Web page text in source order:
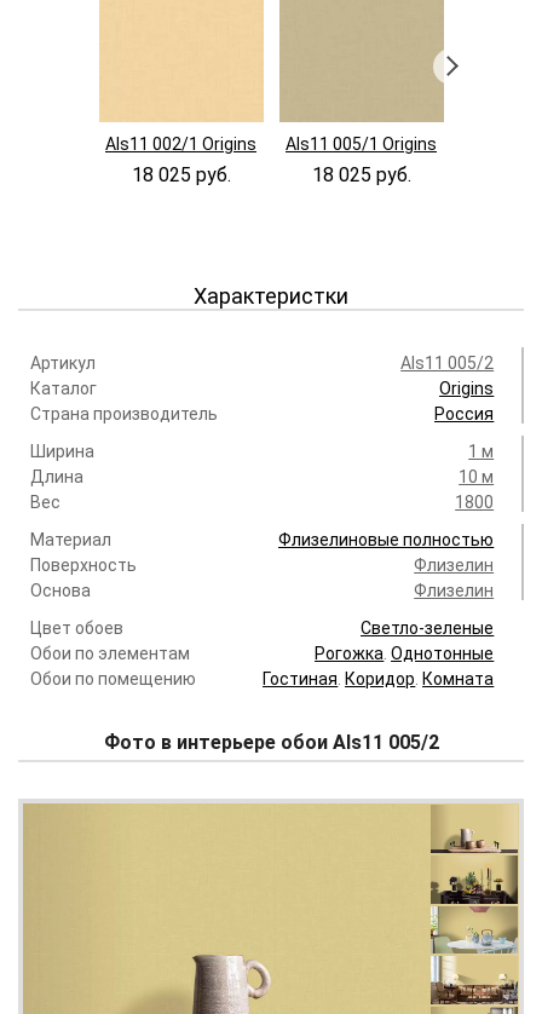
Als11 002/1 Origins
18 025 руб.
Als11 005/1 Origins
18 025 руб.
Характеристки
Артикул
Als11 005/2
Каталог
Origins
Страна производитель
Россия
Ширина
1 м
Длина
10 м
Вес
1800
Материал
Флизелиновые полностью
Поверхность
Флизелин
Основа
Флизелин
Цвет обоев
Светло-зеленые
Обои по элементам
Рогожка .Однотонные
Обои по помещению
Гостиная Коридор Комната
Фото в интерьере обои Als11 005/2